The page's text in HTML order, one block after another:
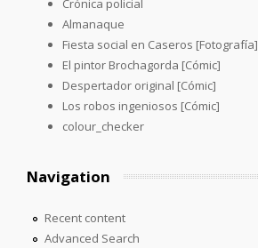
Almanaque
Fiesta social en Caseros [Fotografía]
El pintor Brochagorda [Cómic]
Despertador original [Cómic]
Los robos ingeniosos [Cómic]
colour_checker
Navigation
Recent content
Advanced Search